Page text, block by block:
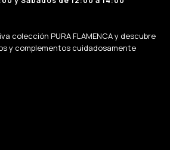
colección PURA FLAMENCA y descubre
y complementos cuidadosamente